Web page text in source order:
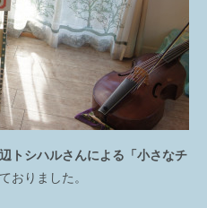
トシハルさんによる「小さなチ
おりました。